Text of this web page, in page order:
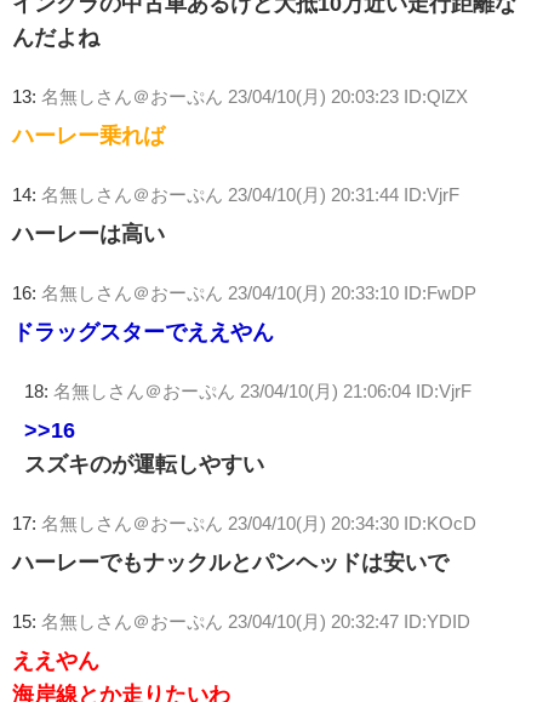
んだよね
13: 名無しさん＠おーぷん 23/04/10(月) 20:03:23 ID:QlZX
ハーレー乗れば
14: 名無しさん＠おーぷん 23/04/10(月) 20:31:44 ID:VjrF
ハーレーは高い
16: 名無しさん＠おーぷん 23/04/10(月) 20:33:10 ID:FwDP
ドラッグスターでええやん
18: 名無しさん＠おーぷん 23/04/10(月) 21:06:04 ID:VjrF
>>16
スズキのが運転しやすい
17: 名無しさん＠おーぷん 23/04/10(月) 20:34:30 ID:KOcD
ハーレーでもナックルとパンヘッドは安いで
15: 名無しさん＠おーぷん 23/04/10(月) 20:32:47 ID:YDID
ええやん
海岸線とか走りたいわ